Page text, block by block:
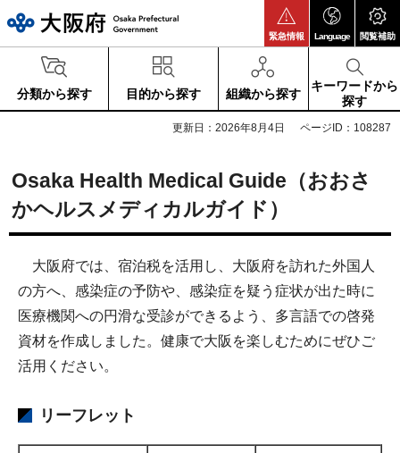
緊急情報 Language 閲覧補助
分類から探す 目的から探す 組織から探す
キーワードから
探す
更新日：2026年8月4日 ページID：108287
Osaka Health Medical Guide（おおさ
かヘルスメディカルガイド）
大阪府では、宿泊税を活用し、大阪府を訪れた外国人
の方へ、感染症の予防や、感染症を疑う症状が出た時に
医療機関への円滑な受診ができるよう、多言語での啓発
資材を作成しました。健康で大阪を楽しむためにぜひご
活用ください。
リーフレット